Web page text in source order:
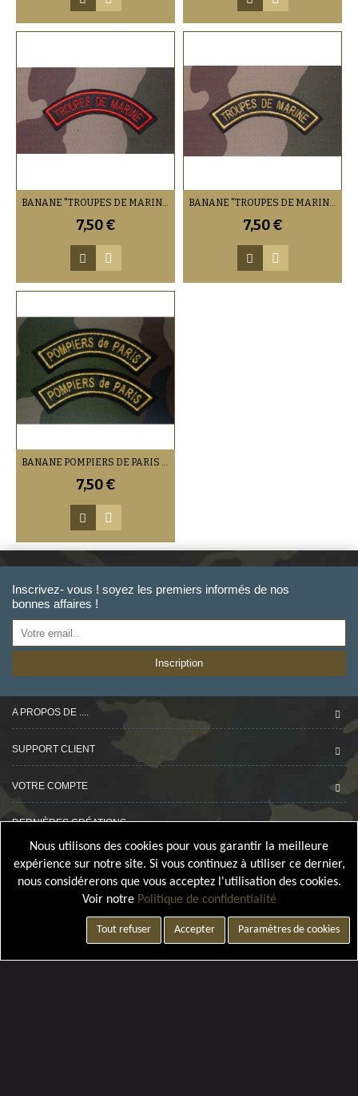
BANANE "TROUPES DE MARINE" TROUPES (PAR 2)
7,50 €
BANANE "TROUPES DE MARINE" SOUS-OFFICIERS / OFFICIERS (VENDU PAR 2)
7,50 €
BANANE POMPIERS DE PARIS (PAR 2)
7,50 €
Inscrivez- vous ! soyez les premiers informés de nos
bonnes affaires !
Inscription
A PROPOS DE ....
SUPPORT CLIENT
VOTRE COMPTE
DERNIÈRES CRÉATIONS
Nous utilisons des cookies pour vous garantir la meilleure
expérience sur notre site. Si vous continuez à utiliser ce dernier,
nous considérerons que vous acceptez l'utilisation des cookies.
Voir notre Politique de confidentialité
Tout refuser Accepter
Paramètres de cookies